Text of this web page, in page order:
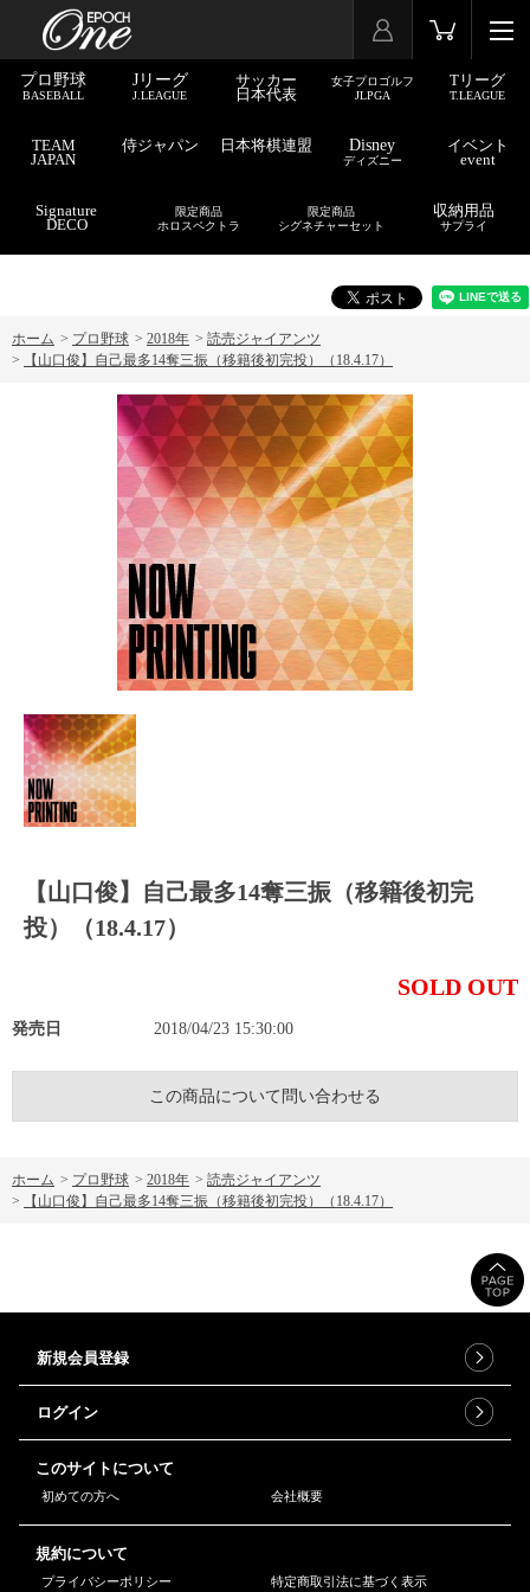
プロ野球
BASEBALL
Jリーグ
J.LEAGUE
サッカー
日本代表
女子プロゴルフ
JLPGA
Tリーグ
T.LEAGUE
TEAM
JAPAN
侍ジャパン 日本将棋連盟 Disney
ディズニー
イベント
event
Signature
DECO
限定商品
ホロスペクトラ
限定商品
シグネチャーセット
収納用品
サプライ
ホーム > プロ野球 > 2018年 > 読売ジャイアンツ
>
【山口俊】自己最多14奪三振（移籍後初完投）（18.4.17）
【山口俊】自己最多14奪三振（移籍後初完
投）（18.4.17）
SOLD OUT
発売日 2018/04/23 15:30:00
この商品について問い合わせる
ホーム > プロ野球 > 2018年 > 読売ジャイアンツ
>
【山口俊】自己最多14奪三振（移籍後初完投）（18.4.17）
新規会員登録
ログイン
このサイトについて
初めての方へ 会社概要
規約について
プライバシーポリシー 特定商取引法に基づく表示